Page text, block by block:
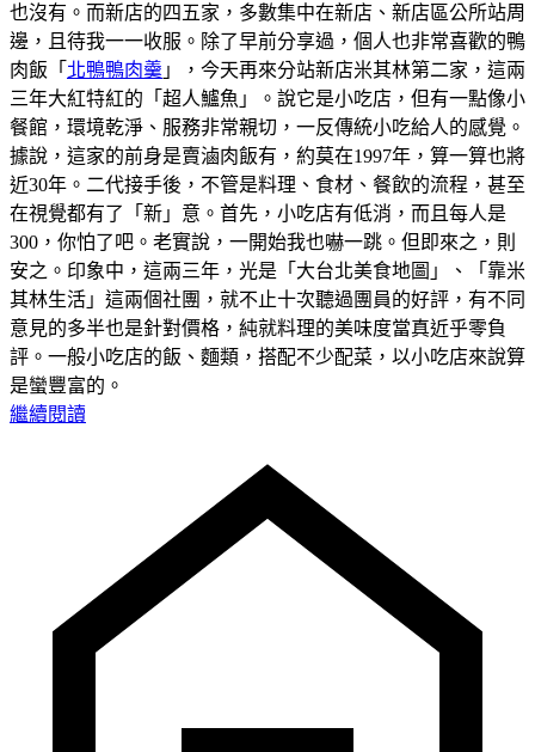
也沒有。而新店的四五家，多數集中在新店、新店區公所站周
邊，且待我一一收服。除了早前分享過，個人也非常喜歡的鴨
肉飯「 北鴨鴨肉羹 」，今天再來分站新店米其林第二家，這兩
三年大紅特紅的「超人鱸魚」。說它是小吃店，但有一點像小
餐館，環境乾淨、服務非常親切，一反傳統小吃給人的感覺。
據說，這家的前身是賣滷肉飯有，約莫在1997年，算一算也將
近30年。二代接手後，不管是料理、食材、餐飲的流程，甚至
在視覺都有了「新」意。首先，小吃店有低消，而且每人是
300，你怕了吧。老實說，一開始我也嚇一跳。但即來之，則
安之。印象中，這兩三年，光是「大台北美食地圖」、「靠米
其林生活」這兩個社團，就不止十次聽過團員的好評，有不同
意見的多半也是針對價格，純就料理的美味度當真近乎零負
評。一般小吃店的飯、麵類，搭配不少配菜，以小吃店來說算
是蠻豐富的。
繼續閱讀